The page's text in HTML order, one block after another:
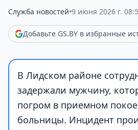
Служба новостей•9 июня 2026 г.
Добавьте GS.BY в избранные
В Лидском районе
задержали мужчину,
погром в приемном
больницы. Инцидент